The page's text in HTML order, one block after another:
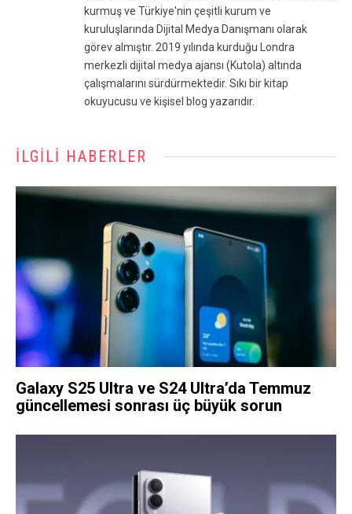
kurmuş ve Türkiye'nin çeşitli kurum ve
kuruluşlarında Dijital Medya Danışmanı olarak
görev almıştır. 2019 yılında kurduğu Londra
merkezli dijital medya ajansı (Kutola) altında
çalışmalarını sürdürmektedir. Sıkı bir kitap
okuyucusu ve kişisel blog yazarıdır.
İLGILI HABERLER
Galaxy S25 Ultra ve S24 Ultra’da Temmuz
güncellemesi sonrası üç büyük sorun